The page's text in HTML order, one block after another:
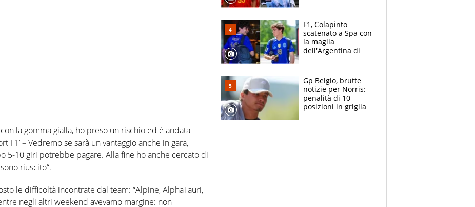
la gomma gialla, ho preso un rischio ed è andata
F1’ – Vedremo se sarà un vantaggio anche in gara,
5-10 giri potrebbe pagare. Alla fine ho anche cercato di
riuscito“.
le difficoltà incontrate dal team: “Alpine, AlphaTauri,
negli altri weekend avevamo margine: non
vede l'ora
F1, Colapinto
scatenato a Spa con
la maglia
dell'Argentina di
le parolacce"
Gp Belgio, brutte
notizie per Norris:
penalità di 10
posizioni in griglia,